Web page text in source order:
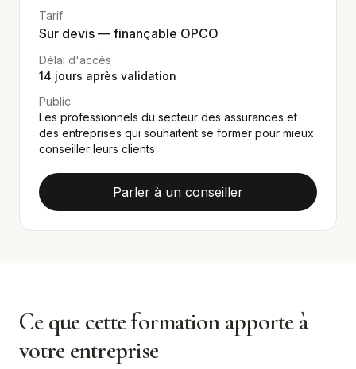
Tarif
Sur devis — finançable OPCO
Délai d'accès
14 jours après validation
Public
Les professionnels du secteur des assurances et
des entreprises qui souhaitent se former pour mieux
conseiller leurs clients
Parler à un conseiller
Ce que cette formation apporte à
votre entreprise